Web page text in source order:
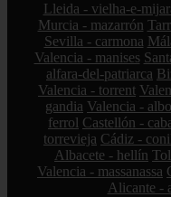
Lleida - vielha-e-
Murcia - mazarrón
Sevilla - carmona
Valencia - manises
alfara-del-patriarca
Valencia - torrent
gandia Valencia -
ferrol Castellón -
torrevieja Cádiz -
Albacete - hellín
Valencia - massanassa
Alicante -